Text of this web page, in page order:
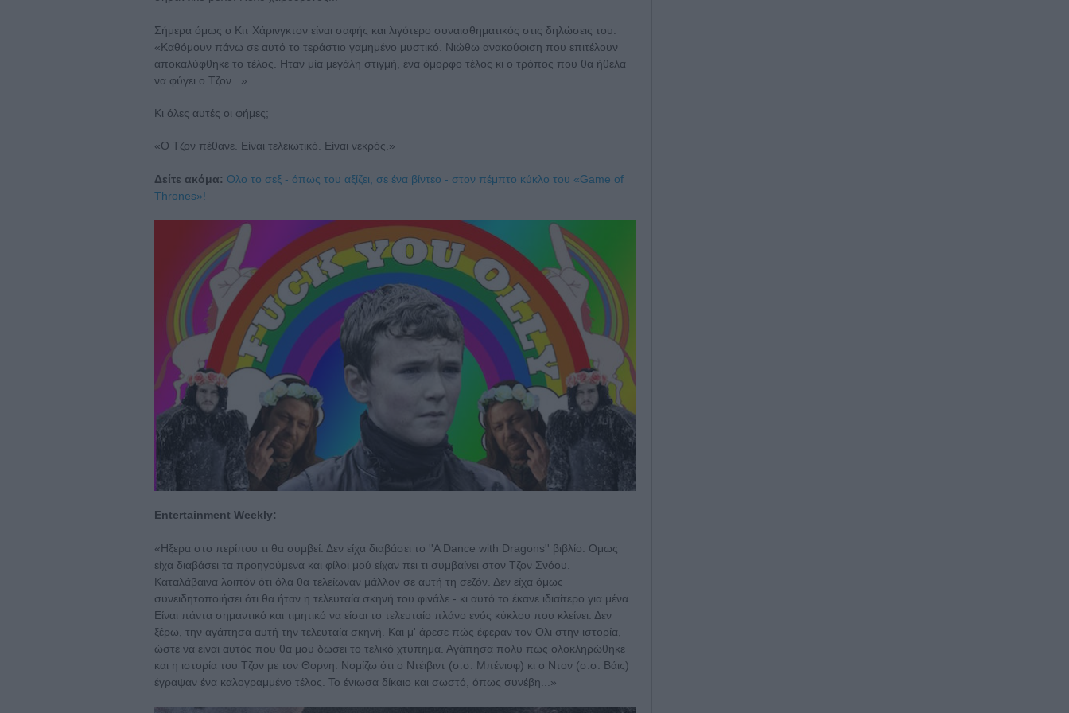
Σήμερα όμως ο Κιτ Χάρινγκτον είναι σαφής και λιγότερο συναισθηματικός στις δηλώσεις του:
«Καθόμουν πάνω σε αυτό το τεράστιο γαμημένο μυστικό. Νιώθω ανακούφιση που επιτέλουν
αποκαλύφθηκε το τέλος. Ηταν μία μεγάλη στιγμή, ένα όμορφο τέλος κι ο τρόπος που θα ήθελα
να φύγει ο Τζον...»
Κι όλες αυτές οι φήμες;
«Ο Τζον πέθανε. Είναι τελειωτικό. Είναι νεκρός.»
Δείτε ακόμα: Ολο το σεξ - όπως του αξίζει, σε ένα βίντεο - στον πέμπτο κύκλο του «Game of
Thrones»!
Entertainment Weekly:
«Ηξερα στο περίπου τι θα συμβεί. Δεν είχα διαβάσει το ''A Dance with Dragons'' βιβλίο. Ομως
είχα διαβάσει τα προηγούμενα και φίλοι μού είχαν πει τι συμβαίνει στον Τζον Σνόου.
Καταλάβαινα λοιπόν ότι όλα θα τελείωναν μάλλον σε αυτή τη σεζόν. Δεν είχα όμως
συνειδητοποιήσει ότι θα ήταν η τελευταία σκηνή του φινάλε - κι αυτό το έκανε ιδιαίτερο για μένα.
Είναι πάντα σημαντικό και τιμητικό να είσαι το τελευταίο πλάνο ενός κύκλου που κλείνει. Δεν
ξέρω, την αγάπησα αυτή την τελευταία σκηνή. Και μ' άρεσε πώς έφεραν τον Ολι στην ιστορία,
ώστε να είναι αυτός που θα μου δώσει το τελικό χτύπημα. Αγάπησα πολύ πώς ολοκληρώθηκε
και η ιστορία του Τζον με τον Θορνη. Νομίζω ότι ο Ντέιβιντ (σ.σ. Μπένιοφ) κι ο Ντον (σ.σ. Βάις)
έγραψαν ένα καλογραμμένο τέλος. Το ένιωσα δίκαιο και σωστό, όπως συνέβη...»